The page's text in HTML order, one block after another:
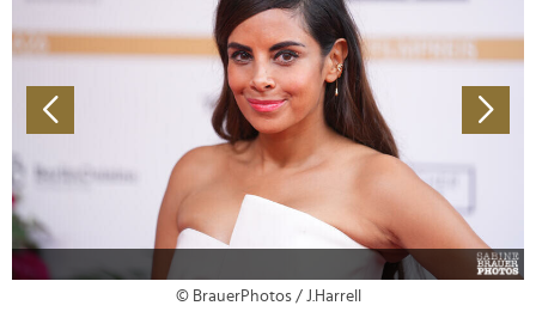
© BrauerPhotos / J.Harrell